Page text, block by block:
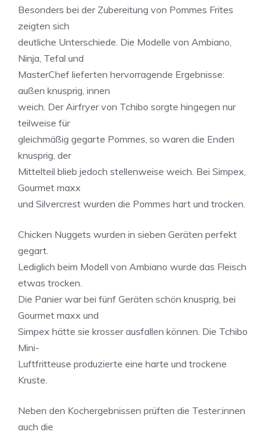
Besonders bei der Zubereitung von Pommes Frites
zeigten sich
deutliche Unterschiede. Die Modelle von Ambiano,
Ninja, Tefal und
MasterChef lieferten hervorragende Ergebnisse:
außen knusprig, innen
weich. Der Airfryer von Tchibo sorgte hingegen nur
teilweise für
gleichmäßig gegarte Pommes, so waren die Enden
knusprig, der
Mittelteil blieb jedoch stellenweise weich. Bei Simpex,
Gourmet maxx
und Silvercrest wurden die Pommes hart und trocken.
Chicken Nuggets wurden in sieben Geräten perfekt
gegart.
Lediglich beim Modell von Ambiano wurde das Fleisch
etwas trocken.
Die Panier war bei fünf Geräten schön knusprig, bei
Gourmet maxx und
Simpex hätte sie krosser ausfallen können. Die Tchibo
Mini-
Luftfritteuse produzierte eine harte und trockene
Kruste.
Neben den Kochergebnissen prüften die Tester:innen
auch die